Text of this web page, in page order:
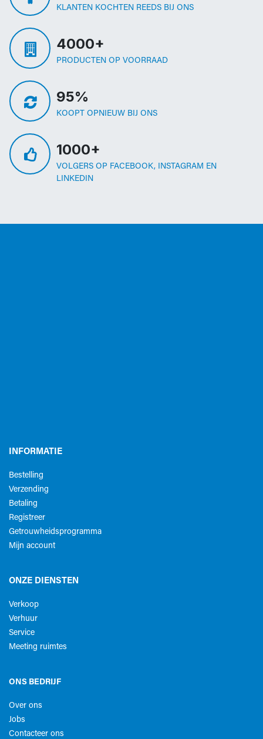
KLANTEN KOCHTEN REEDS BIJ ONS
4000+
PRODUCTEN OP VOORRAAD
95%
KOOPT OPNIEUW BIJ ONS
1000+
VOLGERS OP FACEBOOK, INSTAGRAM EN
LINKEDIN
INFORMATIE
Bestelling
Verzending
Betaling
Registreer
Getrouwheidsprogramma
Mijn account
ONZE DIENSTEN
Verkoop
Verhuur
Service
Meeting ruimtes
ONS BEDRIJF
Over ons
Jobs
Contacteer ons